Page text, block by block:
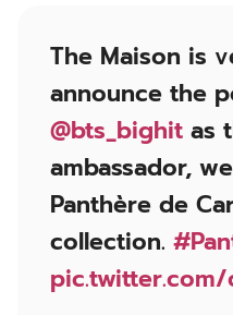
The Maison is
announce the
@bts_bighit as
ambassador,
Panthère de
collection.
pic.twitter.com/